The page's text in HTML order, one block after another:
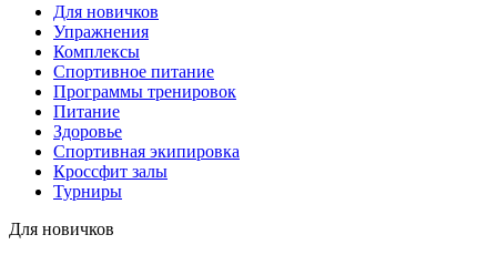
Для новичков
Упражнения
Комплексы
Спортивное питание
Программы тренировок
Питание
Здоровье
Спортивная экипировка
Кроссфит залы
Турниры
Для новичков